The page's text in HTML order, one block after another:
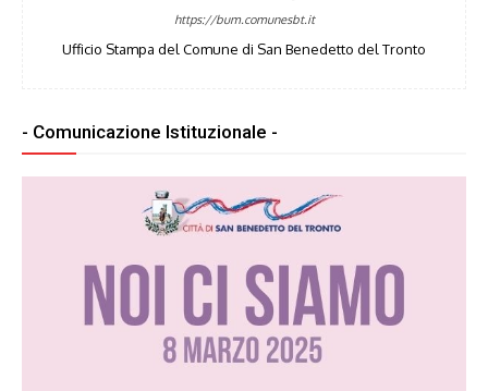
https://bum.comunesbt.it
Ufficio Stampa del Comune di San Benedetto del Tronto
- Comunicazione Istituzionale -